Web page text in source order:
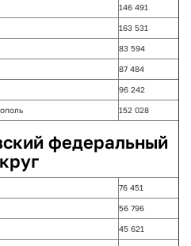
146 491
163 531
83 594
87 484
96 242
152 028
федеральный
76 451
56 796
45 621